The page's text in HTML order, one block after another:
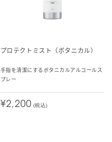
プロテクトミスト（ボタニカル）
手指を清潔にするボタニカルアルコールス
プレー
¥2,200 (税込)